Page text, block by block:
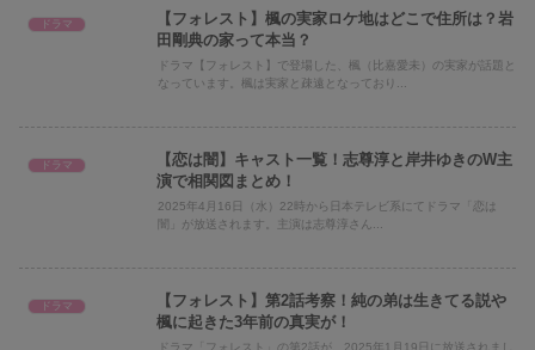
ドラマ
【フォレスト】楓の実家ロケ地はどこで住所は？岩
田剛典の家って本当？
ドラマ【フォレスト】で登場した、楓（比嘉愛未）の実家が話題と
なっています。楓は実家と疎遠となっており...
ドラマ
【恋は闇】キャスト一覧！志尊淳と岸井ゆきのW主
演で相関図まとめ！
2025年4月16日（水）22時から日本テレビ系にてドラマ「恋は
闇」が放送されます。主演は志尊淳さん...
ドラマ
【フォレスト】第2話考察！純の弟は生きてる説や
楓に起きた3年前の真実が！
ドラマ「フォレスト」の第2話が、2025年1月19日に放送されまし